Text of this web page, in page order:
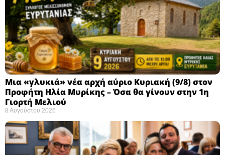
Μια «γλυκιά» νέα αρχή αύριο Κυριακή (9/8) στον
Προφήτη Ηλία Μυρίκης – Όσα θα γίνουν στην 1η
Γιορτή Μελιού
8 Αυγούστου 2026